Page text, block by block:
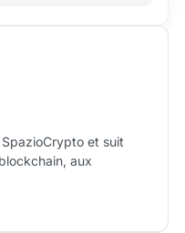
et suit
aux